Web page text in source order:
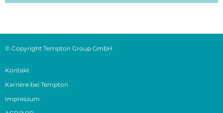
© Copyright Tempton Group GmbH
Kontakt
Karriere bei Tempton
Impressum